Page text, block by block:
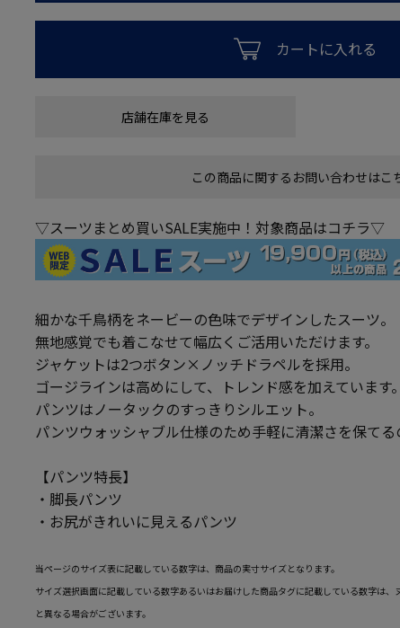
カートに入れる
店舗在庫を見る
この商品に関するお問い合わせはこ
▽スーツまとめ買いSALE実施中！対象商品はコチラ▽
細かな千鳥柄をネービーの色味でデザインしたスーツ。
無地感覚でも着こなせて幅広くご活用いただけます。
ジャケットは2つボタン×ノッチドラペルを採用。
ゴージラインは高めにして、トレンド感を加えています。
パンツはノータックのすっきりシルエット。
パンツウォッシャブル仕様のため手軽に清潔さを保てる
【パンツ特長】
・脚長パンツ
・お尻がきれいに見えるパンツ
当ページのサイズ表に記載している数字は、商品の実寸サイズとなります。
サイズ選択画面に記載している数字あるいはお届けした商品タグに記載している数字は
と異なる場合がございます。